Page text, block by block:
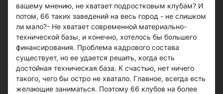
вашему мнению, не хватает подростковым клубам? И
потом, 66 таких заведений на весь город - не слишком
ли мало?- Не хватает современной материально-
технической базы, и конечно, хотелось бы большего
финансирования. Проблема кадрового состава
существует, но ее удается решить, когда есть
достойная техническая база. К счастью, нет ничего
такого, чего бы остро не хватало. Главное, всегда есть
желающие заниматься. Поэтому 66 клубов на более